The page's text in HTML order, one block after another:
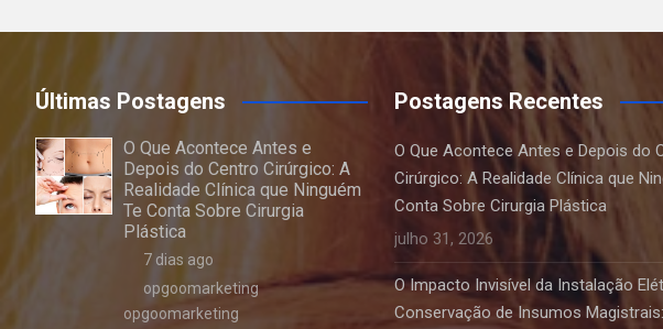
Últimas Postagens
O Que Acontece Antes e
Depois do Centro Cirúrgico: A
Realidade Clínica que Ninguém
Te Conta Sobre Cirurgia
Plástica
7 dias ago
opgoomarketing
opgoomarketing
Postagens Recentes
O Que Acontece Antes e Depois do
Cirúrgico: A Realidade Clínica que
Conta Sobre Cirurgia Plástica
julho 31, 2026
O Impacto Invisível da Instalação
Conservação de Insumos